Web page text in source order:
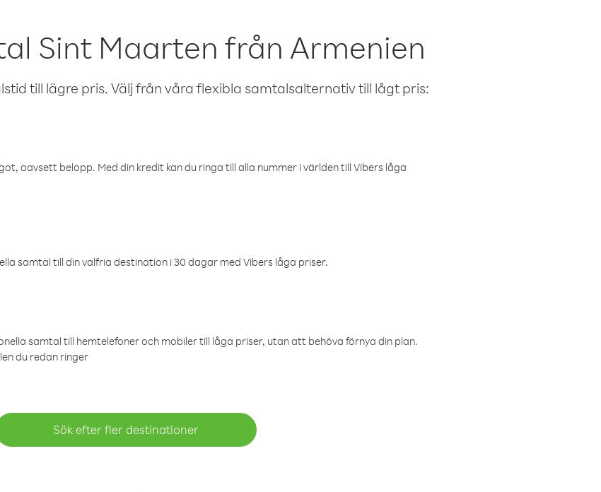
Sint Maarten från Armenien
till lägre pris. Välj från våra flexibla samtalsalternativ till lågt pris:
oavsett belopp. Med din kredit kan du ringa till alla nummer i världen till Vibers låga
samtal till din valfria destination i 30 dagar med Vibers låga priser.
samtal till hemtelefoner och mobiler till låga priser, utan att behöva förnya din plan.
du redan ringer
Sök efter fler destinationer